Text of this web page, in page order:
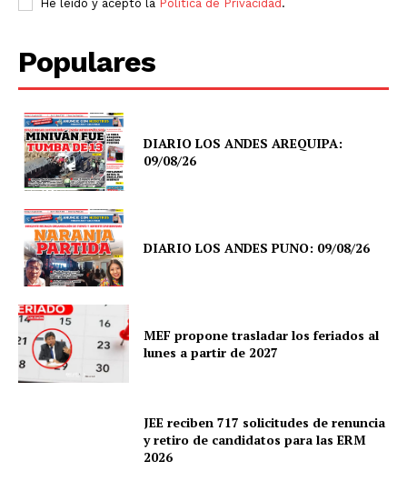
He leído y acepto la Política de Privacidad .
Populares
DIARIO LOS ANDES AREQUIPA:
09/08/26
DIARIO LOS ANDES PUNO: 09/08/26
MEF propone trasladar los feriados al
lunes a partir de 2027
JEE reciben 717 solicitudes de renuncia
y retiro de candidatos para las ERM
2026